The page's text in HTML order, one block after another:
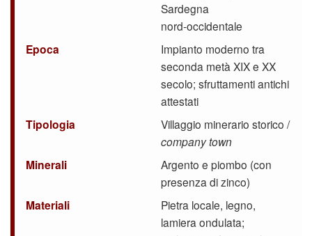
Sardegna
nord‑occidentale
Epoca
Impianto moderno tra
seconda metà XIX e XX
secolo; sfruttamenti antichi
attestati
Tipologia
Villaggio minerario storico /
company town
Minerali
Argento e piombo (con
presenza di zinco)
Materiali
Pietra locale, legno,
lamiera ondulata;